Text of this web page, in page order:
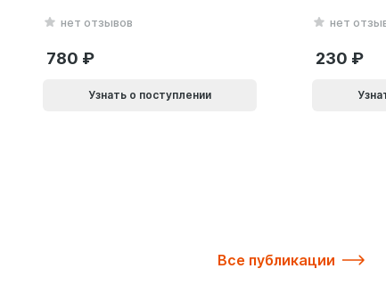
60mm(25+10+25) SSC
нет отзывов
780
Узнать о поступлении
белый
нет
230
Все публикации